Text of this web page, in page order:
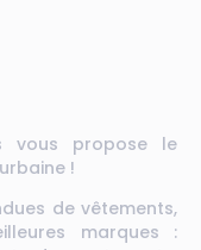
vous propose le
!
de vêtements,
marques :